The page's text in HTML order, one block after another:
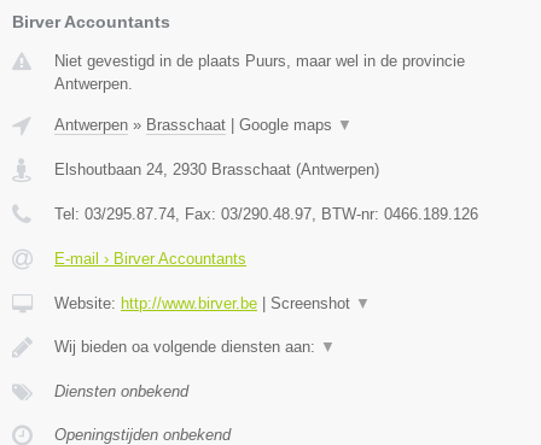
Birver Accountants
Niet gevestigd in de plaats Puurs, maar wel in de provincie
Antwerpen.
Antwerpen » Brasschaat Google maps ▼
Elshoutbaan 24 2930 Brasschaat (Antwerpen)
Tel: 03/295.87.74 , Fax: 03/290.48.97 , BTW-nr: 0466.189.126
E-mail › Birver Accountants
Website: http://www.birver.be Screenshot ▼
Wij bieden oa volgende diensten aan: ▼
Diensten onbekend
Openingstijden onbekend